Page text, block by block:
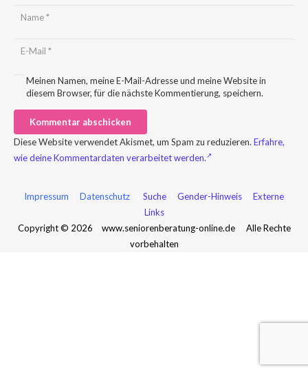
Meinen Namen, meine E-Mail-Adresse und meine Website in
diesem Browser, für die nächste Kommentierung, speichern.
Kommentar abschicken
Diese Website verwendet Akismet, um Spam zu reduzieren. Erfahre,
wie deine Kommentardaten verarbeitet werden.
Impressum Datenschutz Suche Gender-Hinweis
Externe
Links
Copyright © 2026
www.seniorenberatung-online.de
Alle Rechte
vorbehalten